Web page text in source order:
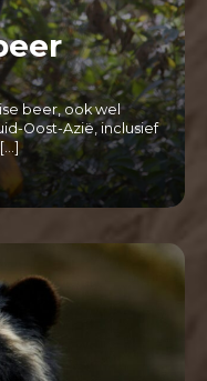
beer, ook wel
Oost-Azië, inclusief